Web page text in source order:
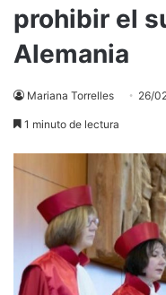
prohibir el
Alemania
Mariana Torrelles 26/
1 minuto de lectura